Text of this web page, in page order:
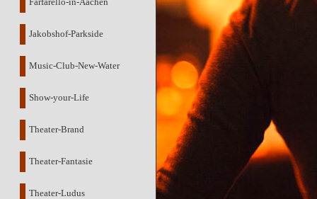
Jakobshof-Parkside
Music-Club-New-Water
Show-your-Life
Theater-Brand
Theater-Fantasie
Theater-Ludus